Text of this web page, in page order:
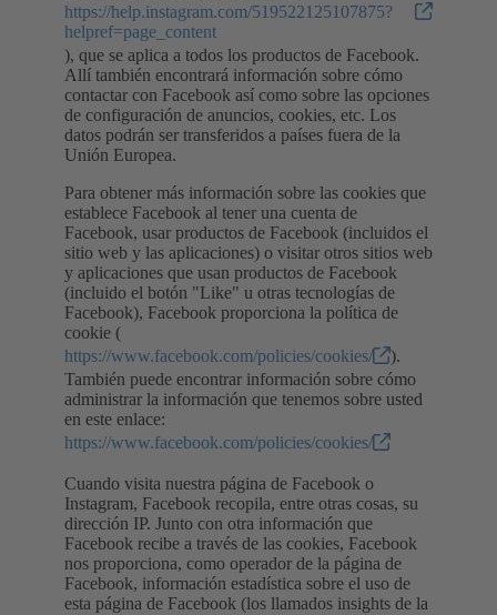
https://help.instagram.com/519522125107875?
helpref=page_content
), que se aplica a todos los productos de Facebook.
Allí también encontrará información sobre cómo
contactar con Facebook así como sobre las opciones
de configuración de anuncios, cookies, etc. Los
datos podrán ser transferidos a países fuera de la
Unión Europea.
Para obtener más información sobre las cookies que
establece Facebook al tener una cuenta de
Facebook, usar productos de Facebook (incluidos el
sitio web y las aplicaciones) o visitar otros sitios web
y aplicaciones que usan productos de Facebook
(incluido el botón "Like" u otras tecnologías de
Facebook), Facebook proporciona la política de
cookie (
https://www.facebook.com/policies/cookies/
).
También puede encontrar información sobre cómo
administrar la información que tenemos sobre usted
en este enlace:
https://www.facebook.com/policies/cookies/
Cuando visita nuestra página de Facebook o
Instagram, Facebook recopila, entre otras cosas, su
dirección IP. Junto con otra información que
Facebook recibe a través de las cookies, Facebook
nos proporciona, como operador de la página de
Facebook, información estadística sobre el uso de
esta página de Facebook (los llamados insights de la